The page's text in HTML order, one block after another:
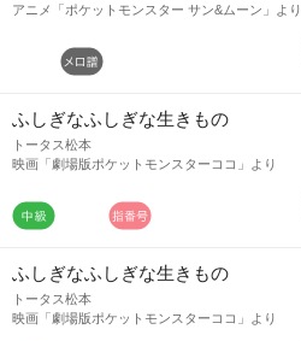
アニメ「ポケットモンスター サン&ムーン」より
ふしぎなふしぎな生きもの
トータス松本
映画「劇場版ポケットモンスターココ」より
ふしぎなふしぎな生きもの
トータス松本
映画「劇場版ポケットモンスターココ」より